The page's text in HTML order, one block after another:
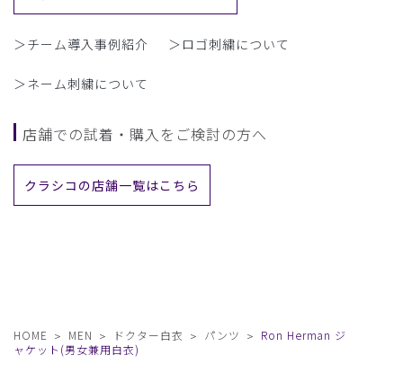
＞チーム導入事例紹介 ＞ロゴ刺繍について
＞ネーム刺繍について
店舗での試着・購入をご検討の方へ
クラシコの店舗一覧はこちら
HOME MEN ドクター白衣 パンツ
Ron Herman ジ
ャケット(男女兼用白衣)